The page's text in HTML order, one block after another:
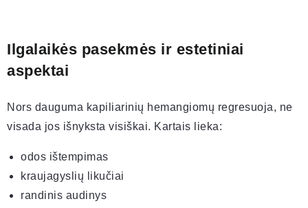
Ilgalaikės pasekmės ir estetiniai
aspektai
Nors dauguma kapiliarinių hemangiomų regresuoja, ne
visada jos išnyksta visiškai. Kartais lieka:
odos ištempimas
kraujagyslių likučiai
randinis audinys